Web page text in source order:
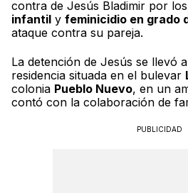
contra de Jesús Bladimir por
infantil y feminicidio en grado
ataque contra su pareja.
La detención de Jesús se llevó
residencia situada en el bulevar
colonia Pueblo Nuevo, en un
contó con la colaboración de
PUBLICIDAD